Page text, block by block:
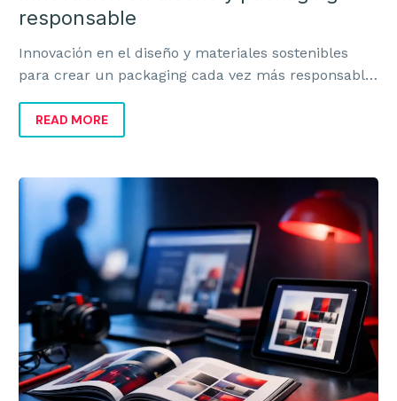
responsable
Innovación en el diseño y materiales sostenibles
para crear un packaging cada vez más responsable,
READ MORE
editorial
en
la
era
digital
sigue
vivo